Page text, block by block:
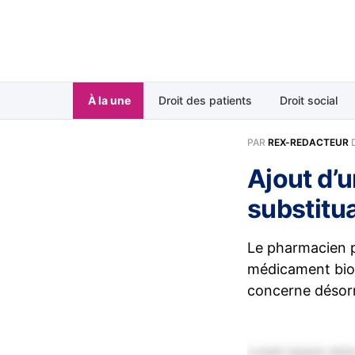
À la une Droit des patients Droit social
PAR REX-REDACTEUR
Ajout
Le pharmacien
médicament
concerne
Lorem ipsum